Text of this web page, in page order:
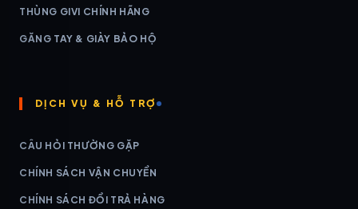
THÙNG GIVI CHÍNH HÃNG
GĂNG TAY & GIÀY BẢO HỘ
DỊCH VỤ & HỖ TRỢ
CÂU HỎI THƯỜNG GẶP
CHÍNH SÁCH VẬN CHUYỂN
CHÍNH SÁCH ĐỔI TRẢ HÀNG